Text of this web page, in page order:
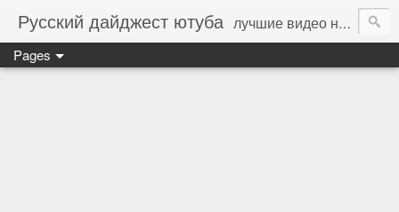
Русский дайджест ютуба лучшие видео на русском языке - стань соавтором (пиши на whotor@ya.ru)
Pages